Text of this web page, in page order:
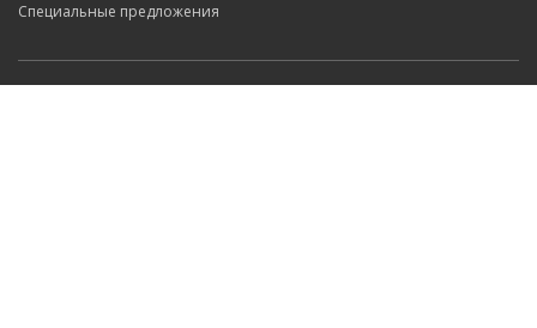
Специальные предложения